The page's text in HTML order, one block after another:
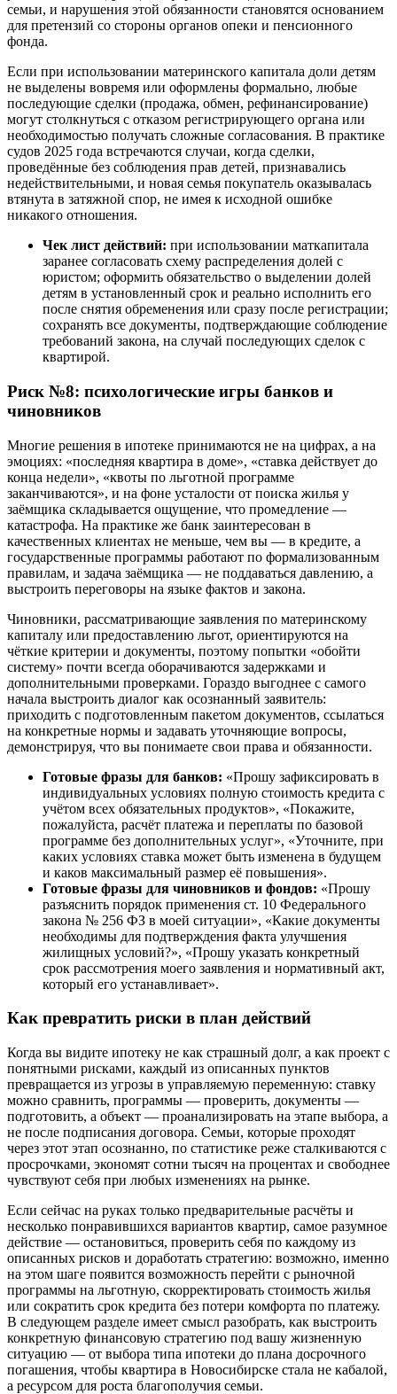
семьи, и нарушения этой обязанности становятся основанием
для претензий со стороны органов опеки и пенсионного
фонда.
Если при использовании материнского капитала доли детям
не выделены вовремя или оформлены формально, любые
последующие сделки (продажа, обмен, рефинансирование)
могут столкнуться с отказом регистрирующего органа или
необходимостью получать сложные согласования. В практике
судов 2025 года встречаются случаи, когда сделки,
проведённые без соблюдения прав детей, признавались
недействительными, и новая семья покупатель оказывалась
втянута в затяжной спор, не имея к исходной ошибке
никакого отношения.
Чек лист действий: при использовании маткапитала
заранее согласовать схему распределения долей с
юристом; оформить обязательство о выделении долей
детям в установленный срок и реально исполнить его
после снятия обременения или сразу после регистрации;
сохранять все документы, подтверждающие соблюдение
требований закона, на случай последующих сделок с
квартирой.
Риск №8: психологические игры банков и
чиновников
Многие решения в ипотеке принимаются не на цифрах, а на
эмоциях: «последняя квартира в доме», «ставка действует до
конца недели», «квоты по льготной программе
заканчиваются», и на фоне усталости от поиска жилья у
заёмщика складывается ощущение, что промедление —
катастрофа. На практике же банк заинтересован в
качественных клиентах не меньше, чем вы — в кредите, а
государственные программы работают по формализованным
правилам, и задача заёмщика — не поддаваться давлению, а
выстроить переговоры на языке фактов и закона.
Чиновники, рассматривающие заявления по материнскому
капиталу или предоставлению льгот, ориентируются на
чёткие критерии и документы, поэтому попытки «обойти
систему» почти всегда оборачиваются задержками и
дополнительными проверками. Гораздо выгоднее с самого
начала выстроить диалог как осознанный заявитель:
приходить с подготовленным пакетом документов, ссылаться
на конкретные нормы и задавать уточняющие вопросы,
демонстрируя, что вы понимаете свои права и обязанности.
Готовые фразы для банков: «Прошу зафиксировать в
индивидуальных условиях полную стоимость кредита с
учётом всех обязательных продуктов», «Покажите,
пожалуйста, расчёт платежа и переплаты по базовой
программе без дополнительных услуг», «Уточните, при
каких условиях ставка может быть изменена в будущем
и каков максимальный размер её повышения».
Готовые фразы для чиновников и фондов: «Прошу
разъяснить порядок применения ст. 10 Федерального
закона № 256 ФЗ в моей ситуации», «Какие документы
необходимы для подтверждения факта улучшения
жилищных условий?», «Прошу указать конкретный
срок рассмотрения моего заявления и нормативный акт,
который его устанавливает».
Как превратить риски в план действий
Когда вы видите ипотеку не как страшный долг, а как проект с
понятными рисками, каждый из описанных пунктов
превращается из угрозы в управляемую переменную: ставку
можно сравнить, программы — проверить, документы —
подготовить, а объект — проанализировать на этапе выбора, а
не после подписания договора. Семьи, которые проходят
через этот этап осознанно, по статистике реже сталкиваются с
просрочками, экономят сотни тысяч на процентах и свободнее
чувствуют себя при любых изменениях на рынке.
Если сейчас на руках только предварительные расчёты и
несколько понравившихся вариантов квартир, самое разумное
действие — остановиться, проверить себя по каждому из
описанных рисков и доработать стратегию: возможно, именно
на этом шаге появится возможность перейти с рыночной
программы на льготную, скорректировать стоимость жилья
или сократить срок кредита без потери комфорта по платежу.
В следующем разделе имеет смысл разобрать, как выстроить
конкретную финансовую стратегию под вашу жизненную
ситуацию — от выбора типа ипотеки до плана досрочного
погашения, чтобы квартира в Новосибирске стала не кабалой,
а ресурсом для роста благополучия семьи.